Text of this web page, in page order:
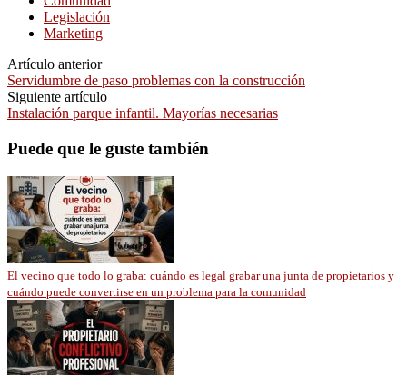
Legislación
Marketing
Artículo anterior
Servidumbre de paso problemas con la construcción
Siguiente artículo
Instalación parque infantil. Mayorías necesarias
Puede que le guste también
El vecino que todo lo graba: cuándo es legal grabar una junta de propietarios y
cuándo puede convertirse en un problema para la comunidad